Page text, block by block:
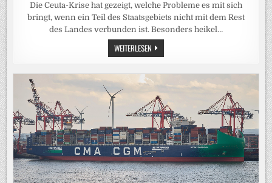
Die Ceuta-Krise hat gezeigt, welche Probleme es mit sich
bringt, wenn ein Teil des Staatsgebiets nicht mit dem Rest
des Landes verbunden ist. Besonders heikel…
WEITERLESEN CEUTA:
WIE
EXKLAVEN
ENTSTEHEN –
UND
WARUM
SIE
BIS
HEUTE
EXISTIEREN